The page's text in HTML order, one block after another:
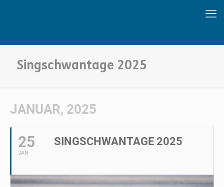
Singschwantage 2025
JANUAR, 2025
25
JAN
SINGSCHWANTAGE 2025